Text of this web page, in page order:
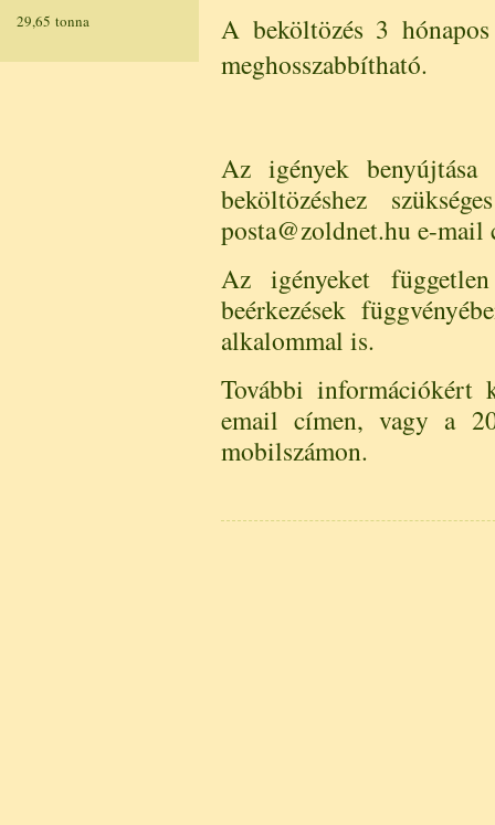
29,65 tonna
A beköltözés 3
meghosszabbítható.
Az igények
beköltözéshez
posta@zoldnet.hu e-
Az igényeket
beérkezések
alkalommal is.
További információkért
email címen, vagy a
mobilszámon.